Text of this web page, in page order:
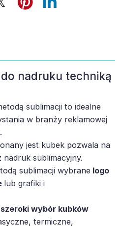
nadruku techniką
sublimacji to idealne
w branży reklamowej
jest kubek pozwala na
nadruk sublimacyjny.
sublimacji wybrane logo
lub grafiki i
szeroki wybór kubków
termiczne,